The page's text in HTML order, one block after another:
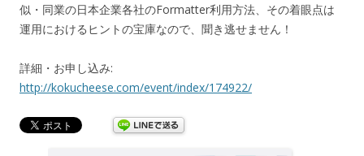
似・同業の日本企業各社のFormatter利用方法、その着眼点は
運用におけるヒントの宝庫なので、聞き逃せません！
詳細・お申し込み:
http://kokucheese.com/event/index/174922/